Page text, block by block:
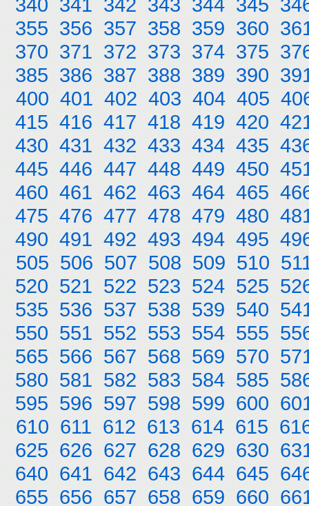
340 341 342 343 344 345
355 356 357 358 359 360
370 371 372 373 374 375
385 386 387 388 389 390
400 401 402 403 404 405
415 416 417 418 419 420
430 431 432 433 434 435
445 446 447 448 449 450
460 461 462 463 464 465
475 476 477 478 479 480
490 491 492 493 494 495
505 506 507 508 509 510
520 521 522 523 524 525
535 536 537 538 539 540
550 551 552 553 554 555
565 566 567 568 569 570
580 581 582 583 584 585
595 596 597 598 599 600
610 611 612 613 614 615
625 626 627 628 629 630
640 641 642 643 644 645
655 656 657 658 659 660